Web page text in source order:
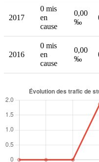
2017
0 mis
en
cause
0,00
‰
2016
0 mis
en
cause
0,00
‰